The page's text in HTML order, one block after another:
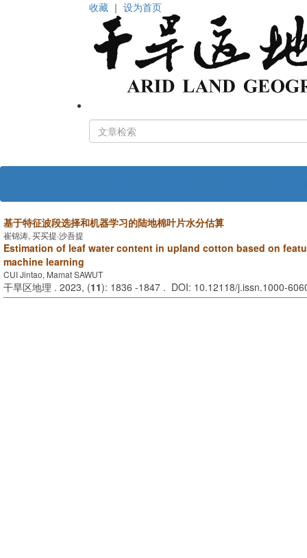
收藏 ｜ 设为首页
基于特征波段选择和机器学习的陆地棉叶片水分估算
崔锦涛, 买买提·沙吾提
Estimation of leaf water content in upland cotton based on
machine learning
CUI Jintao, Mamat SAWUT
干旱区地理 . 2023, (11): 1836 -1847 . DOI: 10.12118/j.issn.1000-